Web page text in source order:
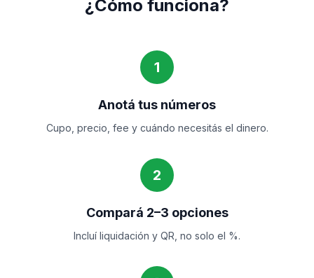
¿Cómo funciona?
1
Anotá tus números
Cupo, precio, fee y cuándo necesitás el dinero.
2
Compará 2–3 opciones
Incluí liquidación y QR, no solo el %.